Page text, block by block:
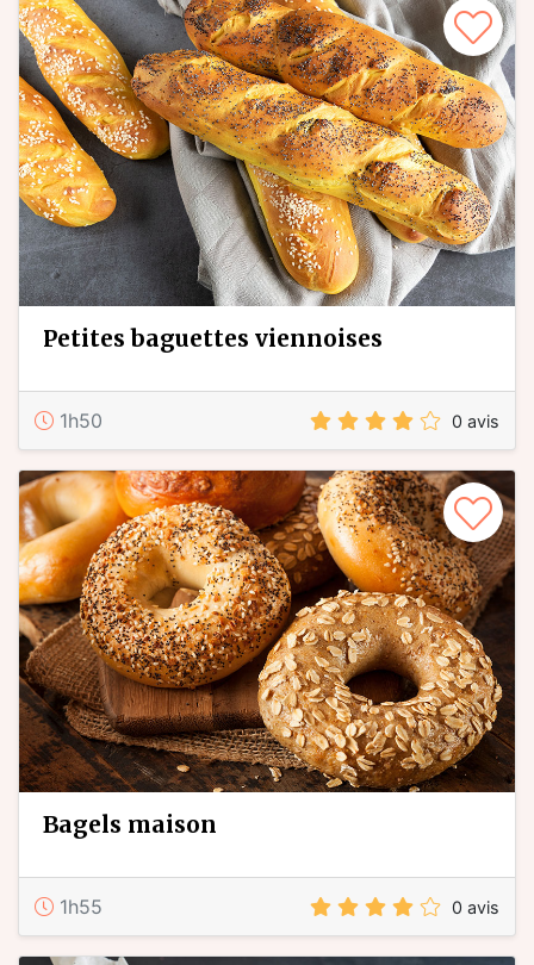
petites baguettes viennoises
1h50 0 avis
bagels maison
1h55 0 avis